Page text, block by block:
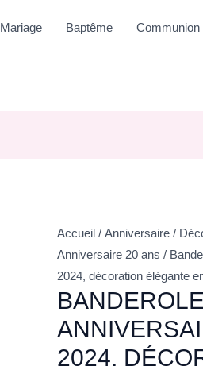
Mariage Baptême Communion
Accueil / Anniversaire /
Anniversaire 20 ans /
2024, décoration élégante
2024,